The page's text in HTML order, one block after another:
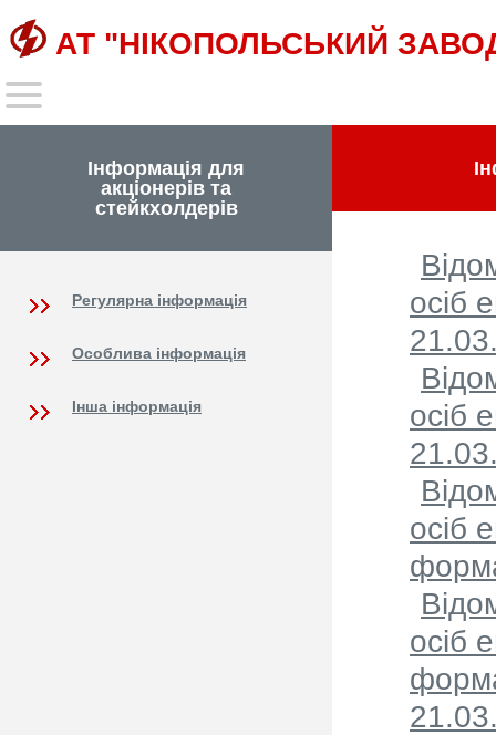
АТ "НІКОПОЛЬСЬКИЙ
Інформація для
акціонерів та
стейкхолдерів
Регулярна інформація
Особлива інформація
Інша інформація
осіб
осіб
осіб
осіб